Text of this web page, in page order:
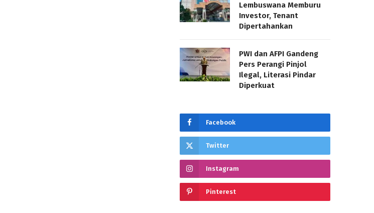
Lembuswana Memburu
Investor, Tenant
Dipertahankan
PWI dan AFPI Gandeng
Pers Perangi Pinjol
Ilegal, Literasi Pindar
Diperkuat
Facebook
Twitter
Instagram
Pinterest